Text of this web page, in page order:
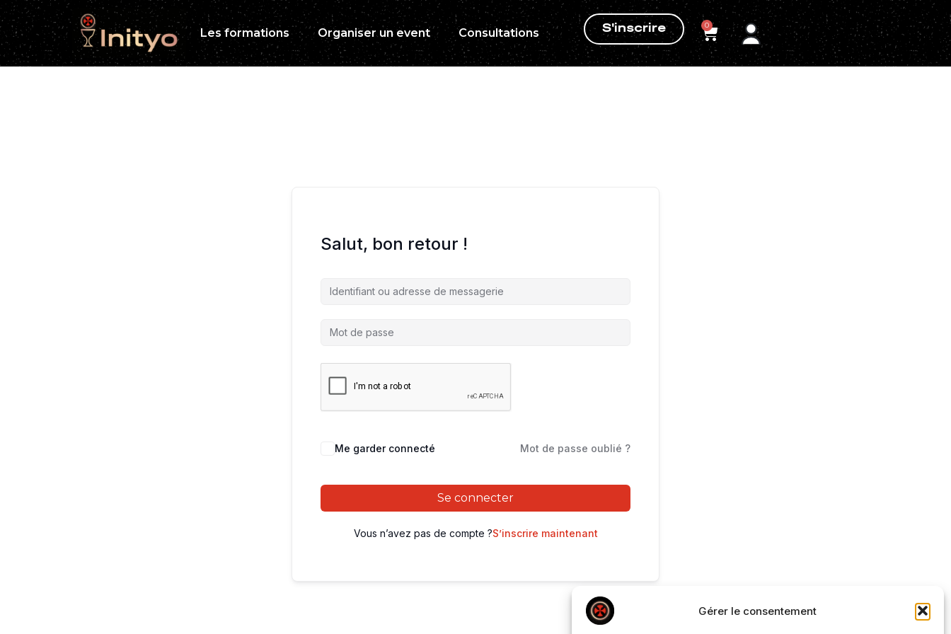
Gérer le consentement
Les formations Organiser un event Consultations S'inscrire 0
Salut, bon retour !
Me garder connecté Mot de passe oublié ?
Se connecter
Vous n’avez pas de compte ?S’inscrire maintenant